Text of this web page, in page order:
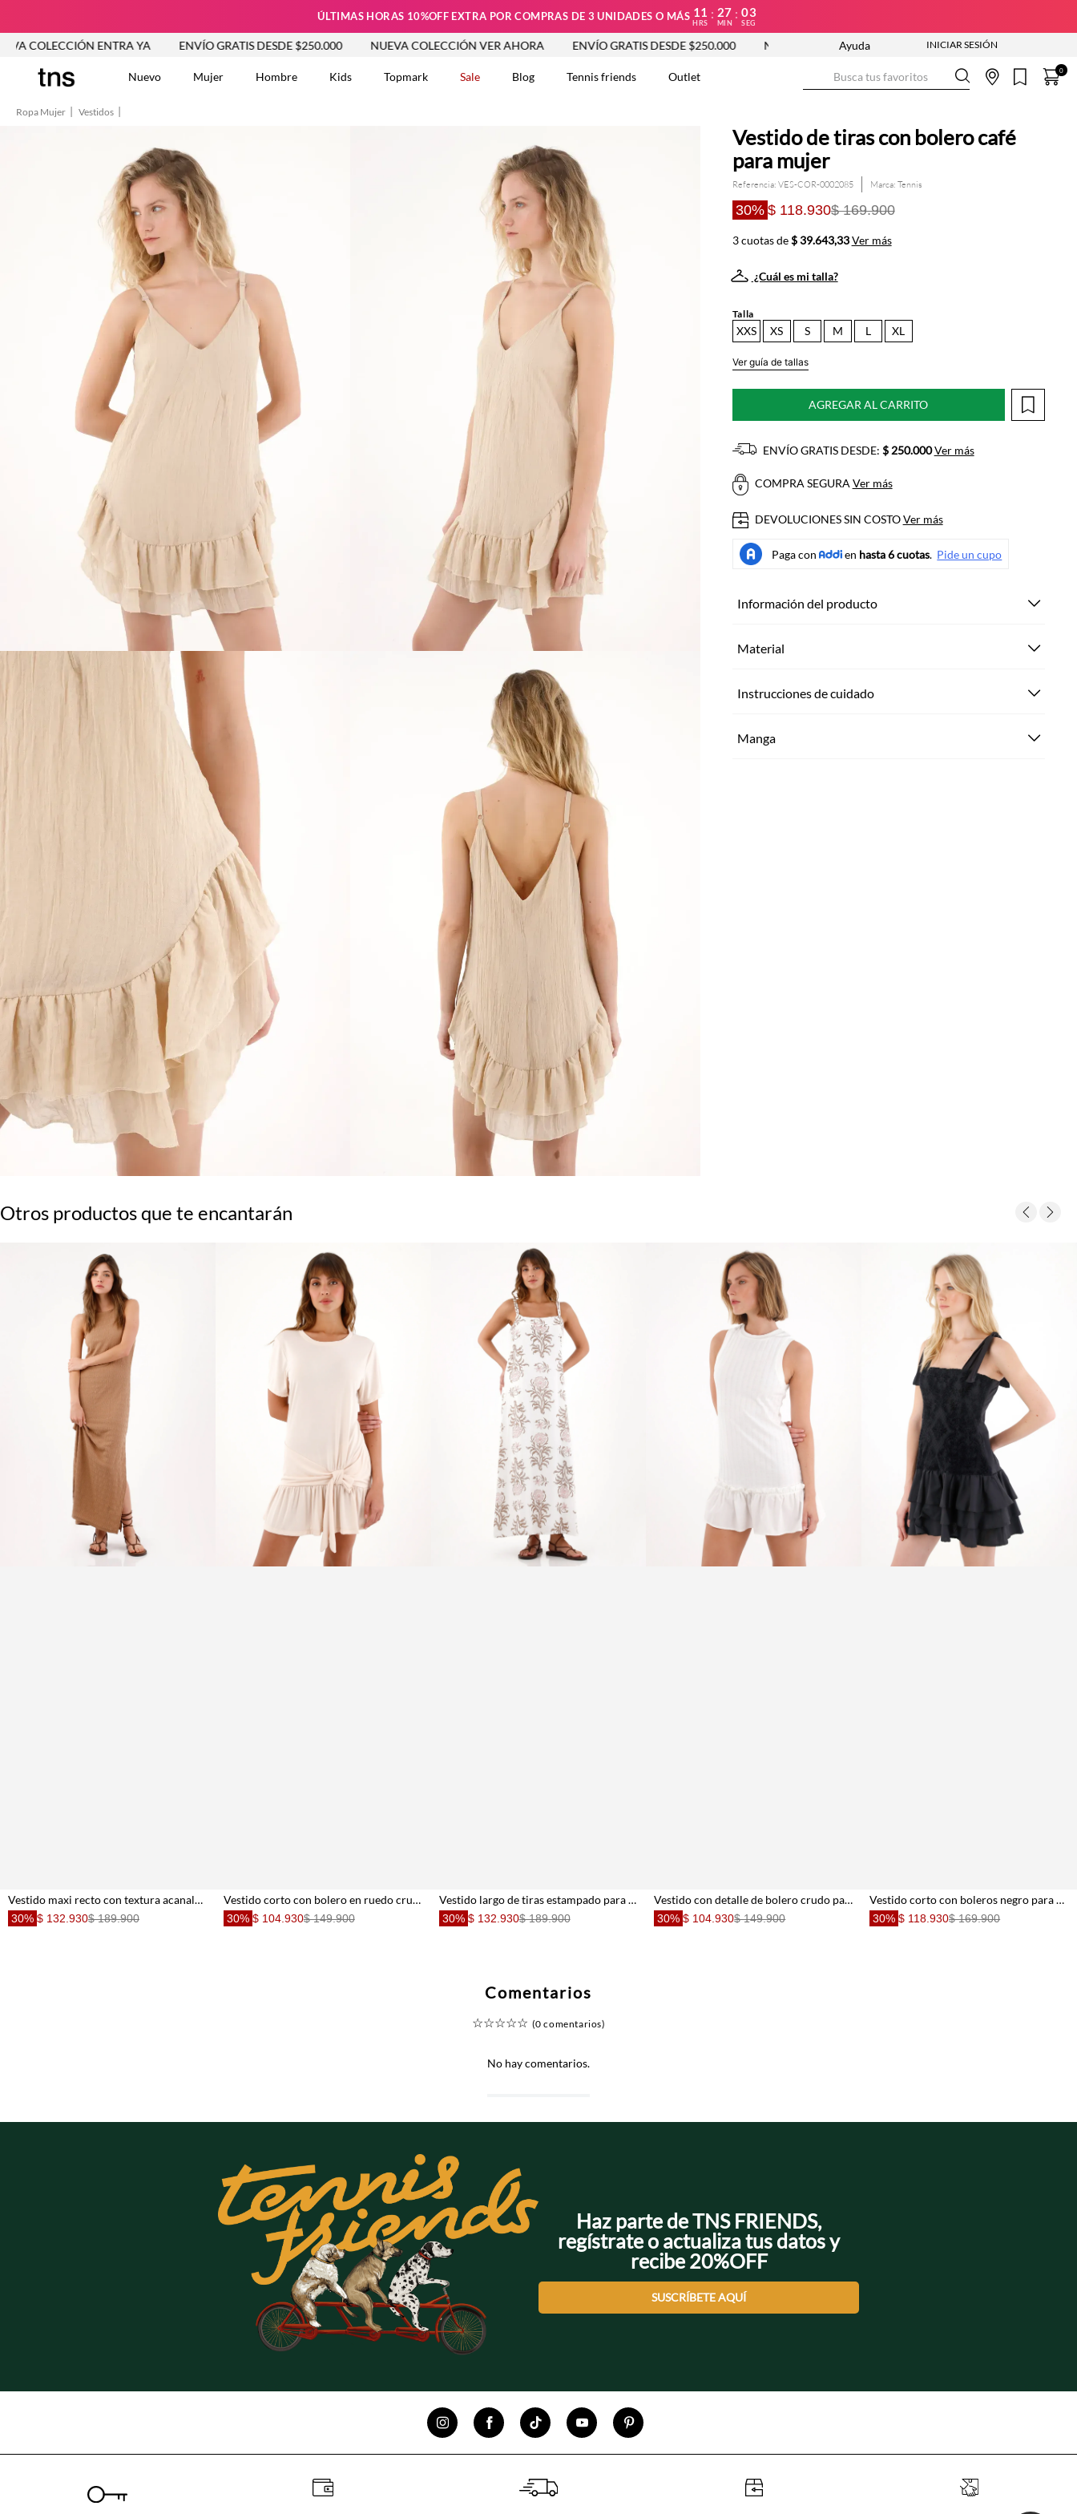
ÚLTIMAS HORAS 10%OFF EXTRA POR COMPRAS DE 3 UNIDADES O MÁS 11
HRS
: 27
MIN
: 02
SEG
ENTRA YA ENVÍO GRATIS DESDE $250.000 NUEVA COLECCIÓN VER AHORA ENVÍO GRATIS DESDE $250.000 NUEVA COLECCIÓN ENTRA YA ENVÍO GRATIS DESDE $250.000
Ayuda
Nuevo Mujer Hombre Kids Topmark Sale Blog Tennis friends Outlet 0
Ropa Mujer Vestidos
Vestido de tiras con bolero café
para mujer
Referencia: VES-COR-0002085 Tennis
30% $ 118.930$ 169.900
3 cuotas de$ 39.643,33 Ver más
¿Cuál es mi talla?
Talla
XXS XS S M L XL
Ver guía de tallas
AGREGAR AL CARRITO
ENVÍO GRATIS DESDE: $ 250.000 Ver más
COMPRA SEGURA Ver más
DEVOLUCIONES SIN COSTOVer más
Información del producto
Material
Instrucciones de cuidado
Manga
Otros productos que te encantarán
Vestido maxi recto con textura acanalada en camel para mujer
30% $ 132.930$ 189.900
Vestido corto con bolero en ruedo crudo para mujer
30% $ 104.930$ 149.900
Vestido largo de tiras estampado para mujer
30% $ 132.930$ 189.900
Vestido con detalle de bolero crudo para mujer
30% $ 104.930$ 149.900
Vestido corto con boleros negro para mujer
30% $ 118.930$ 169.900
Comentarios
☆☆☆☆☆ (0 comentarios)
No hay comentarios.
Haz parte de TNS FRIENDS,
regístrate o actualiza tus datos y
recibe 20%OFF
SUSCRÍBETE AQUÍ
6
7. Vestido
8. Chaqueta
Short
Camisetas Mujer